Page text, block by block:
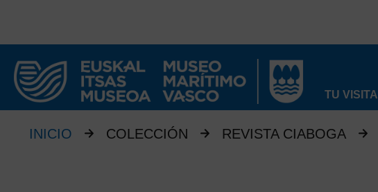
TU VISITA
INICIO COLECCIÓN REVISTA CIABOGA